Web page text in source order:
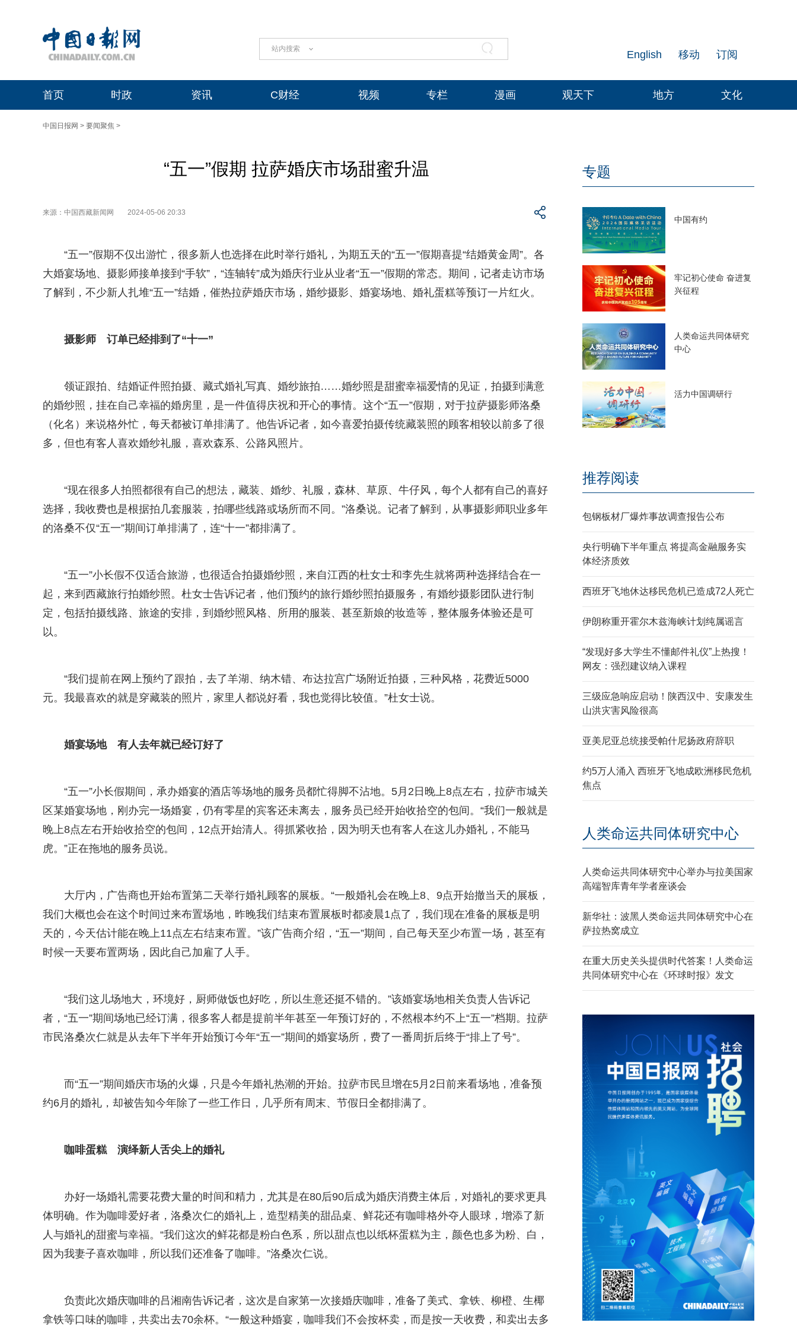
站内搜索 订阅
移动
English
首页 时政 资讯 C财经 视频 专栏 漫画 观天下 地方 文化
中国日报网 > 要闻聚焦 >
“五一”假期 拉萨婚庆市场甜蜜升温
来源：中国西藏新闻网 2024-05-06 20:33
“五一”假期不仅出游忙，很多新人也选择在此时举行婚礼，为期五天的“五一”假期喜提“结婚黄金周”。各
大婚宴场地、摄影师接单接到“手软”，“连轴转”成为婚庆行业从业者“五一”假期的常态。期间，记者走访市场
了解到，不少新人扎堆“五一”结婚，催热拉萨婚庆市场，婚纱摄影、婚宴场地、婚礼蛋糕等预订一片红火。
摄影师 订单已经排到了“十一”
领证跟拍、结婚证件照拍摄、藏式婚礼写真、婚纱旅拍……婚纱照是甜蜜幸福爱情的见证，拍摄到满意
的婚纱照，挂在自己幸福的婚房里，是一件值得庆祝和开心的事情。这个“五一”假期，对于拉萨摄影师洛桑
（化名）来说格外忙，每天都被订单排满了。他告诉记者，如今喜爱拍摄传统藏装照的顾客相较以前多了很
多，但也有客人喜欢婚纱礼服，喜欢森系、公路风照片。
“现在很多人拍照都很有自己的想法，藏装、婚纱、礼服，森林、草原、牛仔风，每个人都有自己的喜好
选择，我收费也是根据拍几套服装，拍哪些线路或场所而不同。”洛桑说。记者了解到，从事摄影师职业多年
的洛桑不仅“五一”期间订单排满了，连“十一”都排满了。
“五一”小长假不仅适合旅游，也很适合拍摄婚纱照，来自江西的杜女士和李先生就将两种选择结合在一
起，来到西藏旅行拍婚纱照。杜女士告诉记者，他们预约的旅行婚纱照拍摄服务，有婚纱摄影团队进行制
定，包括拍摄线路、旅途的安排，到婚纱照风格、所用的服装、甚至新娘的妆造等，整体服务体验还是可
以。
“我们提前在网上预约了跟拍，去了羊湖、纳木错、布达拉宫广场附近拍摄，三种风格，花费近5000
元。我最喜欢的就是穿藏装的照片，家里人都说好看，我也觉得比较值。”杜女士说。
婚宴场地 有人去年就已经订好了
“五一”小长假期间，承办婚宴的酒店等场地的服务员都忙得脚不沾地。5月2日晚上8点左右，拉萨市城关
区某婚宴场地，刚办完一场婚宴，仍有零星的宾客还未离去，服务员已经开始收拾空的包间。“我们一般就是
晚上8点左右开始收拾空的包间，12点开始清人。得抓紧收拾，因为明天也有客人在这儿办婚礼，不能马
虎。”正在拖地的服务员说。
大厅内，广告商也开始布置第二天举行婚礼顾客的展板。“一般婚礼会在晚上8、9点开始撤当天的展板，
我们大概也会在这个时间过来布置场地，昨晚我们结束布置展板时都凌晨1点了，我们现在准备的展板是明
天的，今天估计能在晚上11点左右结束布置。”该广告商介绍，“五一”期间，自己每天至少布置一场，甚至有
时候一天要布置两场，因此自己加雇了人手。
“我们这儿场地大，环境好，厨师做饭也好吃，所以生意还挺不错的。”该婚宴场地相关负责人告诉记
者，“五一”期间场地已经订满，很多客人都是提前半年甚至一年预订好的，不然根本约不上“五一”档期。拉萨
市民洛桑次仁就是从去年下半年开始预订今年“五一”期间的婚宴场所，费了一番周折后终于“排上了号”。
而“五一”期间婚庆市场的火爆，只是今年婚礼热潮的开始。拉萨市民旦增在5月2日前来看场地，准备预
约6月的婚礼，却被告知今年除了一些工作日，几乎所有周末、节假日全都排满了。
咖啡蛋糕 演绎新人舌尖上的婚礼
办好一场婚礼需要花费大量的时间和精力，尤其是在80后90后成为婚庆消费主体后，对婚礼的要求更具
体明确。作为咖啡爱好者，洛桑次仁的婚礼上，造型精美的甜品桌、鲜花还有咖啡格外夺人眼球，增添了新
人与婚礼的甜蜜与幸福。“我们这次的鲜花都是粉白色系，所以甜点也以纸杯蛋糕为主，颜色也多为粉、白，
因为我妻子喜欢咖啡，所以我们还准备了咖啡。”洛桑次仁说。
负责此次婚庆咖啡的吕湘南告诉记者，这次是自家第一次接婚庆咖啡，准备了美式、拿铁、柳橙、生椰
拿铁等口味的咖啡，共卖出去70余杯。“一般这种婚宴，咖啡我们不会按杯卖，而是按一天收费，和卖出去多
专题
中国有约
牢记初心使命 奋进复
兴征程
人类命运共同体研究
中心
活力中国调研行
推荐阅读
包钢板材厂爆炸事故调查报告公布
央行明确下半年重点 将提高金融服务实
体经济质效
西班牙飞地休达移民危机已造成72人死亡
伊朗称重开霍尔木兹海峡计划纯属谣言
“发现好多大学生不懂邮件礼仪”上热搜！
网友：强烈建议纳入课程
三级应急响应启动！陕西汉中、安康发生
山洪灾害风险很高
亚美尼亚总统接受帕什尼扬政府辞职
约5万人涌入 西班牙飞地成欧洲移民危机
焦点
人类命运共同体研究中心
人类命运共同体研究中心举办与拉美国家
高端智库青年学者座谈会
新华社：波黑人类命运共同体研究中心在
萨拉热窝成立
在重大历史关头提供时代答案！人类命运
共同体研究中心在《环球时报》发文